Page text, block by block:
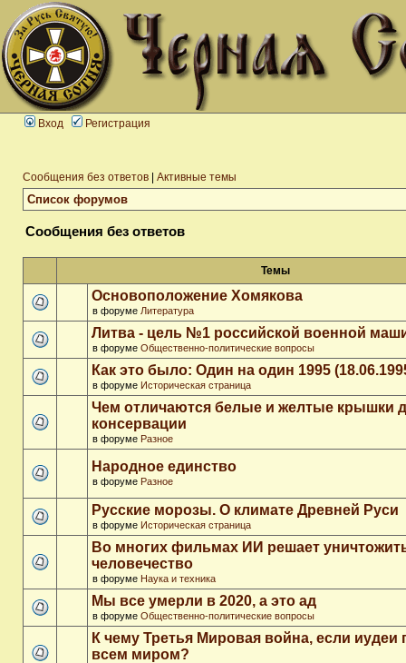
Вход Регистрация
Сообщения без ответов Активные темы
Список форумов
Сообщения без ответов
Темы
Основоположение Хомякова
в форуме Литература
Литва - цель №1 российской военной
в форуме Общественно-политические вопросы
Как это было: Один на один 1995
в форуме Историческая страница
Чем отличаются белые и желтые крышки
консервации
в форуме Разное
Народное единство
в форуме Разное
Русские морозы. О климате Древней Руси
в форуме Историческая страница
Во многих фильмах ИИ решает
человечество
в форуме Наука и техника
Мы все умерли в 2020, а это ад
в форуме Общественно-политические вопросы
К чему Третья Мировая война, если иудеи
всем миром?